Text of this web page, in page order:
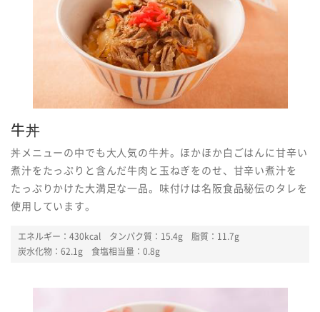
牛丼
丼メニューの中でも大人気の牛丼。ほかほか白ごはんに甘辛い
煮汁をたっぷりと含んだ牛肉と玉ねぎをのせ、甘辛い煮汁を
たっぷりかけた大満足な一品。味付けは名阪食品秘伝のタレを
使用しています。
エネルギー：430kcal タンパク質：15.4g 脂質：11.7g
炭水化物：62.1g 食塩相当量：0.8g